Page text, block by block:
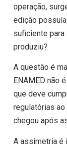
operação,
edição
suficiente
produziu?
A questão é
ENAMED não
que deve
regulatórias
chegou após
A assimetria é